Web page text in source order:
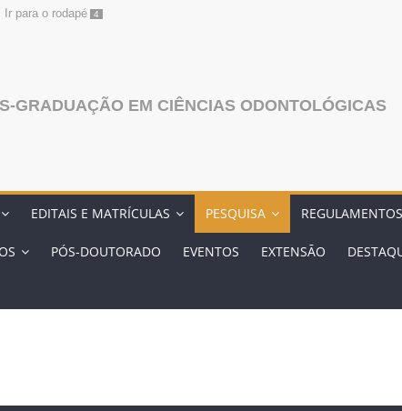
Ir para o rodapé 4
GRADUAÇÃO EM CIÊNCIAS ODONTOLÓGICAS
EDITAIS E MATRÍCULAS PESQUISA
PÓS-DOUTORADO EVENTOS EXTENSĀO